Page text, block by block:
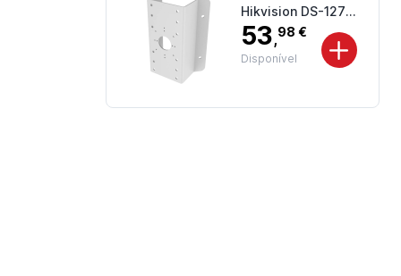
Hikvision DS-1276ZJ-SUS
53,98 €
Disponível